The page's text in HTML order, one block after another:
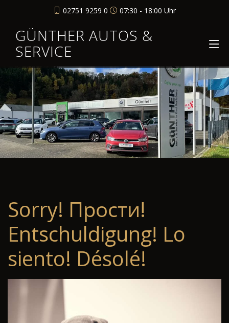
02751 9259 0 07:30 - 18:00 Uhr
GÜNTHER AUTOS &
SERVICE
Sorry! Прости!
Entschuldigung! Lo
siento! Désolé!